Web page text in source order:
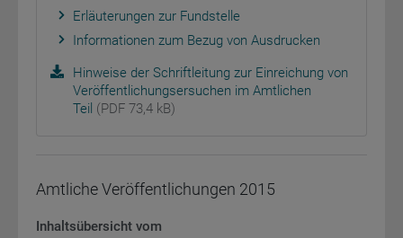
Erläuterungen zur Fundstelle
Informationen zum Bezug von Ausdrucken
Hinweise der Schriftleitung zur Einreichung von
Veröffentlichungsersuchen im Amtlichen
Teil (PDF 73,4 kB)
Amtliche Veröffentlichungen 2015
Inhaltsübersicht vom